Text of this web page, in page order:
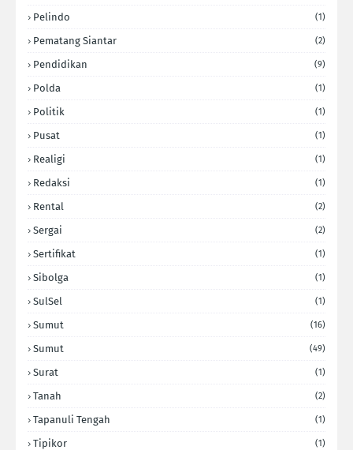
Pelindo (1)
Pematang Siantar (2)
Pendidikan (9)
Polda (1)
Politik (1)
Pusat (1)
Realigi (1)
Redaksi (1)
Rental (2)
Sergai (2)
Sertifikat (1)
Sibolga (1)
SulSel (1)
Sumut (16)
Sumut (49)
Surat (1)
Tanah (2)
Tapanuli Tengah (1)
Tipikor (1)